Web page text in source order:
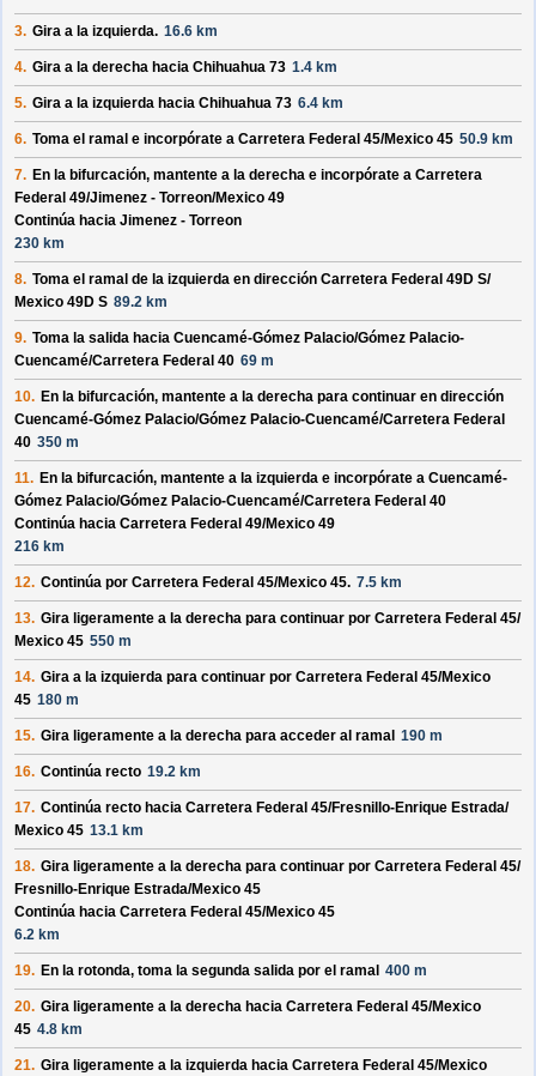
3. Gira a la izquierda. 16.6 km
4. Gira a la derecha hacia Chihuahua 73 1.4 km
5. Gira a la izquierda hacia Chihuahua 73 6.4 km
6. Toma el ramal e incorpórate a Carretera Federal 45/Mexico 45 50.9 km
7. En la bifurcación, mantente a la derecha e incorpórate a Carretera
Federal 49/Jimenez - Torreon/Mexico 49
Continúa hacia Jimenez - Torreon
230 km
8. Toma el ramal de la izquierda en dirección Carretera Federal 49D S/
Mexico 49D S 89.2 km
9. Toma la salida hacia Cuencamé-Gómez Palacio/Gómez Palacio-
Cuencamé/Carretera Federal 40 69 m
10. En la bifurcación, mantente a la derecha para continuar en dirección
Cuencamé-Gómez Palacio/Gómez Palacio-Cuencamé/Carretera Federal
40 350 m
11. En la bifurcación, mantente a la izquierda e incorpórate a Cuencamé-
Gómez Palacio/Gómez Palacio-Cuencamé/Carretera Federal 40
Continúa hacia Carretera Federal 49/Mexico 49
216 km
12. Continúa por Carretera Federal 45/Mexico 45. 7.5 km
13. Gira ligeramente a la derecha para continuar por Carretera Federal 45/
Mexico 45 550 m
14. Gira a la izquierda para continuar por Carretera Federal 45/Mexico
45 180 m
15. Gira ligeramente a la derecha para acceder al ramal 190 m
16. Continúa recto 19.2 km
17. Continúa recto hacia Carretera Federal 45/Fresnillo-Enrique Estrada/
Mexico 45 13.1 km
18. Gira ligeramente a la derecha para continuar por Carretera Federal 45/
Fresnillo-Enrique Estrada/Mexico 45
Continúa hacia Carretera Federal 45/Mexico 45
6.2 km
19. En la rotonda, toma la segunda salida por el ramal 400 m
20. Gira ligeramente a la derecha hacia Carretera Federal 45/Mexico
45 4.8 km
21. Gira ligeramente a la izquierda hacia Carretera Federal 45/Mexico